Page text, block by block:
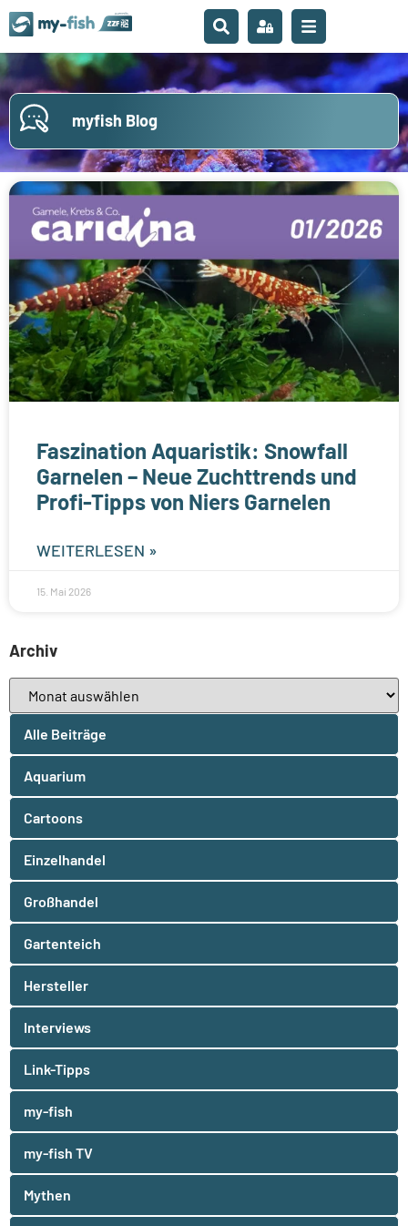
myfish Blog
Faszination Aquaristik: Snowfall
Garnelen – Neue Zuchttrends und
Profi-Tipps von Niers Garnelen
WEITERLESEN »
15. Mai 2026
Archiv
Alle Beiträge
Aquarium
Cartoons
Einzelhandel
Großhandel
Gartenteich
Hersteller
Interviews
Link-Tipps
my-fish
my-fish TV
Mythen